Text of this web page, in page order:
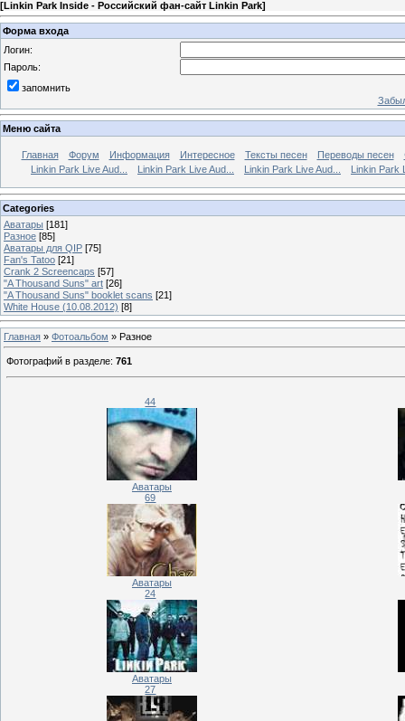
[Linkin Park Inside - Российский фан-сайт Linkin Park]
Форма входа
Логин:
Пароль:
запомнить
Меню сайта
Главная Форум Информация Интересное Тексты песен Переводы песен
Linkin Park Live Aud...
Linkin Park Live Aud... Linkin Park Live Aud... Linkin Park
Categories
Аватары [181]
Разное [85]
Аватары для QIP [75]
Fan's Tatoo [21]
Crank 2 Screencaps [57]
"A Thousand Suns" art [26]
"A Thousand Suns" booklet scans [21]
White House (10.08.2012) [8]
Главная » Фотоальбом » Разное
Фотографий в разделе: 761
44
Аватары
69
Аватары
24
Аватары
27